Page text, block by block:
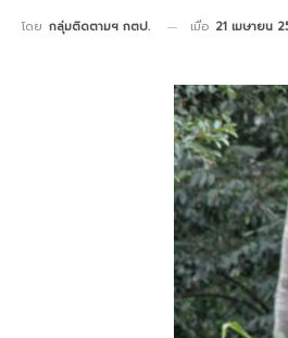
โดย กลุ่มติดตามฯ กตป. เมื่อ 21 เมษายน